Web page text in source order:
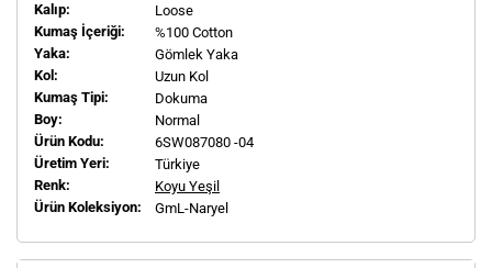
Kalıp:
Loose
Kumaş İçeriği:
%100 Cotton
Yaka:
Gömlek Yaka
Kol:
Uzun Kol
Kumaş Tipi:
Dokuma
Boy:
Normal
Ürün Kodu:
6SW087080 -04
Üretim Yeri:
Türkiye
Renk:
Koyu Yeşil
Ürün Koleksiyon:
GmL-Naryel